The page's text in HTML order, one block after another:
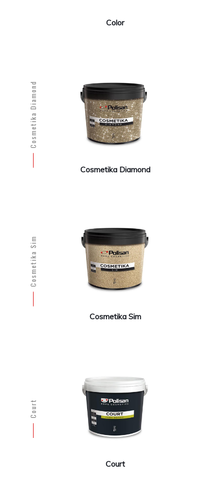
Color
Cosmetika Diamond
Cosmetika Diamond
Cosmetika Sim
Cosmetika Sim
Court
Court